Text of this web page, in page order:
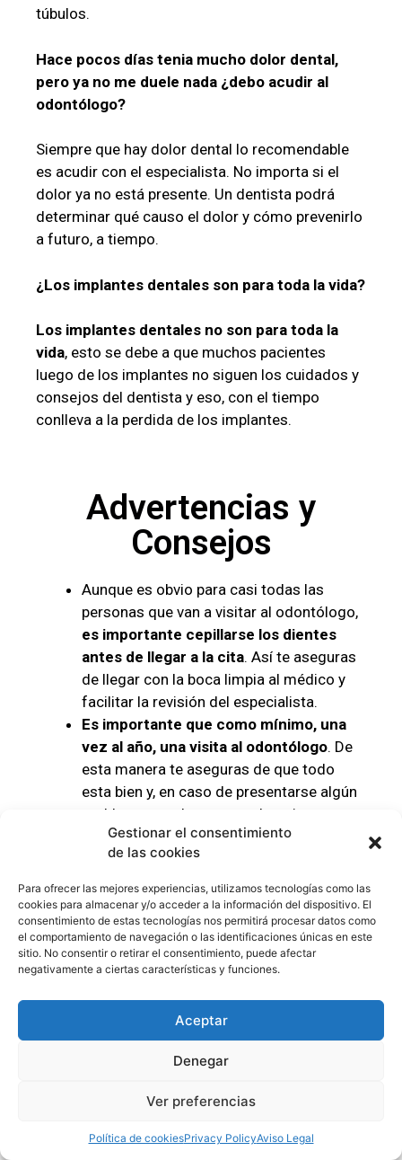
Gestionar el consentimiento
de las cookies
Para ofrecer las mejores experiencias, utilizamos tecnologías como las
cookies para almacenar y/o acceder a la información del dispositivo. El
consentimiento de estas tecnologías nos permitirá procesar datos como
el comportamiento de navegación o las identificaciones únicas en este
sitio. No consentir o retirar el consentimiento, puede afectar
negativamente a ciertas características y funciones.
Aceptar
Denegar
Ver preferencias
Política de cookiesPrivacy PolicyAviso Legal
túbulos.
Hace pocos días tenia mucho dolor dental,
pero ya no me duele nada ¿debo acudir al
odontólogo?
Siempre que hay dolor dental lo recomendable
es acudir con el especialista. No importa si el
dolor ya no está presente. Un dentista podrá
determinar qué causo el dolor y cómo prevenirlo
a futuro, a tiempo.
¿Los implantes dentales son para toda la vida?
Los implantes dentales no son para toda la
vida, esto se debe a que muchos pacientes
luego de los implantes no siguen los cuidados y
consejos del dentista y eso, con el tiempo
conlleva a la perdida de los implantes.
Advertencias y
Consejos
Aunque es obvio para casi todas las
personas que van a visitar al odontólogo,
es importante cepillarse los dientes
antes de llegar a la cita. Así te aseguras
de llegar con la boca limpia al médico y
facilitar la revisión del especialista.
Es importante que como mínimo, una
vez al año, una visita al odontólogo. De
esta manera te aseguras de que todo
esta bien y, en caso de presentarse algún
problema, pueda ser tratado a tiempo.
Si tienes programada alguna
intervención quirúrgica bucal, es
recomendable no acudir solo
. Las
cirugías requieren de sedación o
anestesia por lo que al finalizar muchos
pacientes están un poco aturdidos o
nerviosos y es mejor que no estén solos.
puede que en algún momento sientas
miedo antes y durante la exploración
. De ser así,es importante que
que quizás en algún momento deba